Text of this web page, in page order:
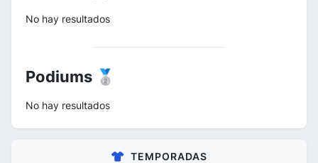
No hay resultados
Podiums 🥈
No hay resultados
TEMPORADAS